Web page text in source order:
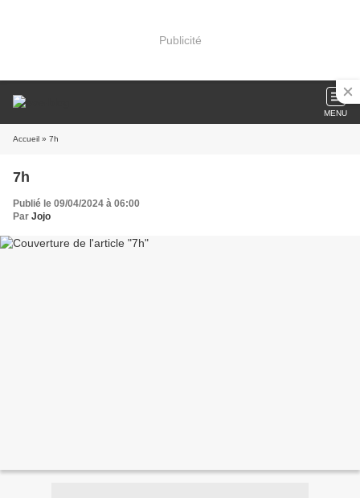
Publicité
MENU
Accueil » 7h
7h
Publié le 09/04/2024 à 06:00
Par Jojo